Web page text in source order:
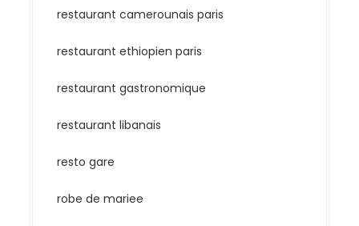
restaurant camerounais paris
restaurant ethiopien paris
restaurant gastronomique
restaurant libanais
resto gare
robe de mariee